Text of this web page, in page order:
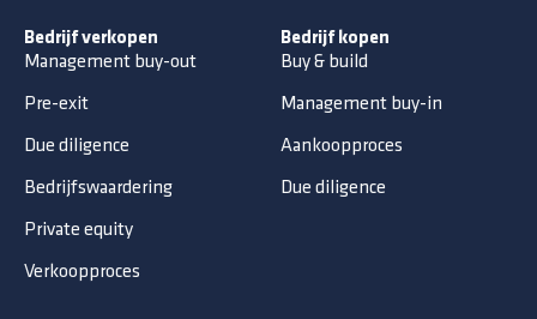
Bedrijf verkopen
Management buy-out
Pre-exit
Due diligence
Bedrijfswaardering
Private equity
Verkoopproces
Bedrijf kopen
Buy & build
Management buy-in
Aankoopproces
Due diligence